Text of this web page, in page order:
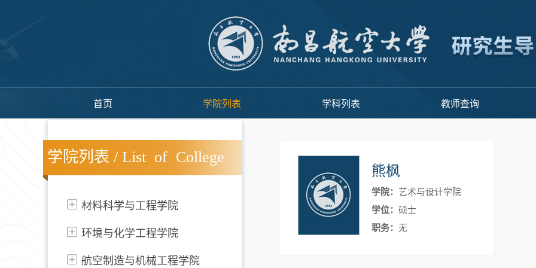
首页 学院列表 学科列表 教师查询
学院列表 / List of College
材料科学与工程学院
环境与化学工程学院
航空制造与机械工程学院
熊枫
学院： 艺术与设计学院
学位： 硕士
职务： 无